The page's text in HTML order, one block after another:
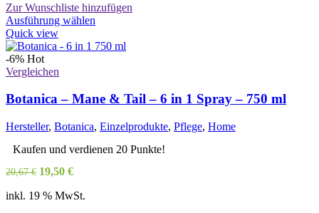
Zur Wunschliste hinzufügen
Ausführung wählen
weist
Die
können
auf
der
Quick view
-6% Hot
Vergleichen
Botanica – Mane & Tail – 6 in 1 Spray – 750 ml
Hersteller, Botanica, Einzelprodukte, Pflege, Home
Kaufen und verdienen 20 Punkte!
20,67€ Ursprünglicher
war:
19,50 €Aktueller
ist:
inkl. 19 % MwSt.